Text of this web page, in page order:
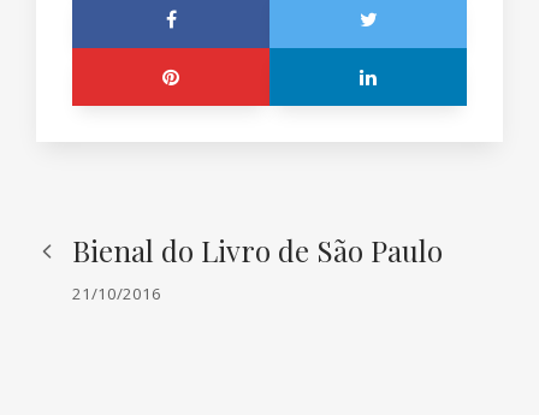
Bienal do Livro de São Paulo
21/10/2016